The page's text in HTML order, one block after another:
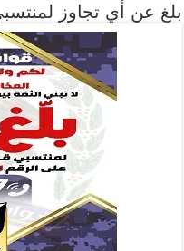
بلغ عن أي تجاوز